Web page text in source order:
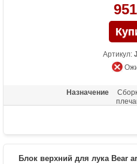
Артикул:
Назначение
Блок верхний для лука Bear